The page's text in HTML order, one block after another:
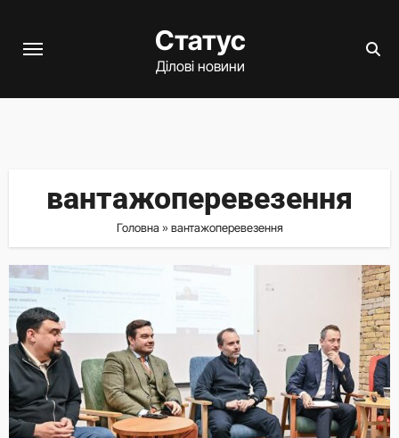
Статус
Ділові новини
вантажоперевезення
Головна » вантажоперевезення